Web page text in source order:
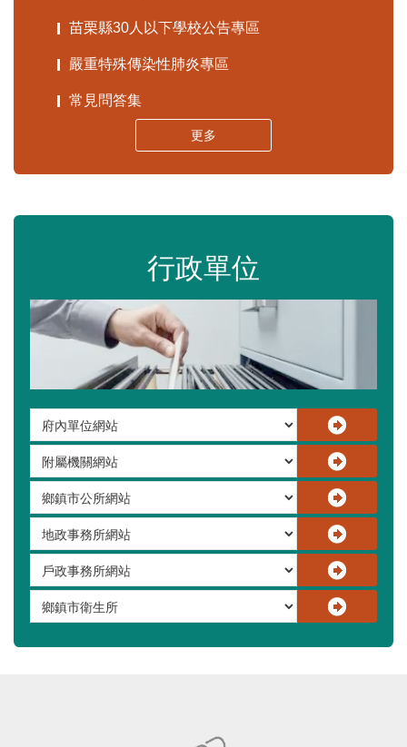
苗栗縣30人以下學校公告專區
嚴重特殊傳染性肺炎專區
常見問答集
更多
行政單位